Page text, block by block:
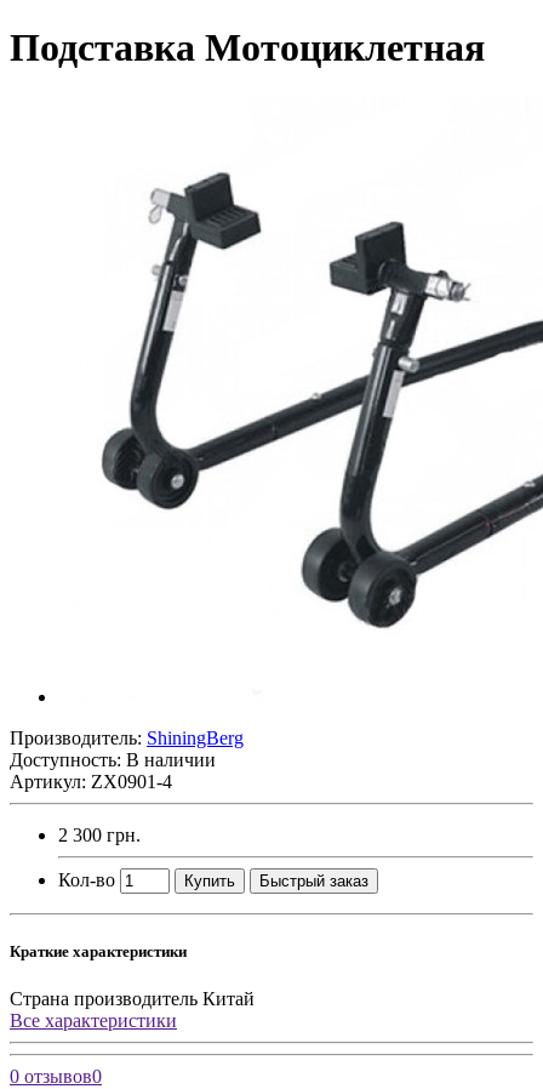
Подставка Мотоциклетная
Производитель: ShiningBerg
Доступность: В наличии
Артикул: ZX0901-4
2 300 грн.
Кол-во Купить Быстрый заказ
Краткие характеристики
Страна производитель Китай
Все характеристики
0 отзывов0